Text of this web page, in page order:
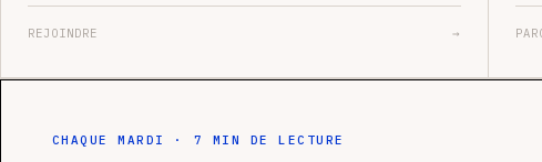
REJOINDRE →
CHAQUE MARDI · 7 MIN DE LECTURE